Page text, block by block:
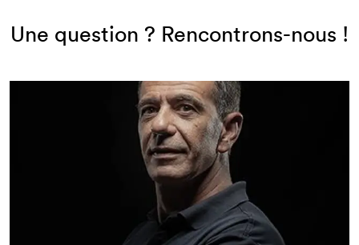
Une question ? Rencontrons-nous !